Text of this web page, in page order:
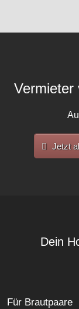
Vermieter
Jetzt
Dein
Für Brautpaare